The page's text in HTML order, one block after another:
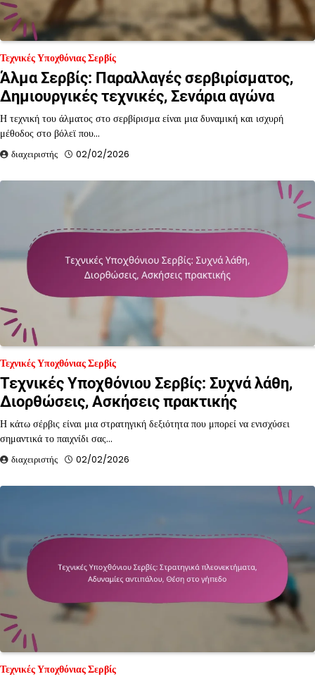
Τεχνικές Υποχθόνιας Σερβίς
Άλμα Σερβίς: Παραλλαγές σερβιρίσματος,
Δημιουργικές τεχνικές, Σενάρια αγώνα
Η τεχνική του άλματος στο σερβίρισμα είναι μια δυναμική και ισχυρή
μέθοδος στο βόλεϊ που…
διαχειριστής 02/02/2026
Τεχνικές Υποχθόνιας Σερβίς
Τεχνικές Υποχθόνιου Σερβίς: Συχνά λάθη,
Διορθώσεις, Ασκήσεις πρακτικής
Η κάτω σέρβις είναι μια στρατηγική δεξιότητα που μπορεί να ενισχύσει
σημαντικά το παιχνίδι σας…
διαχειριστής 02/02/2026
Τεχνικές Υποχθόνιας Σερβίς